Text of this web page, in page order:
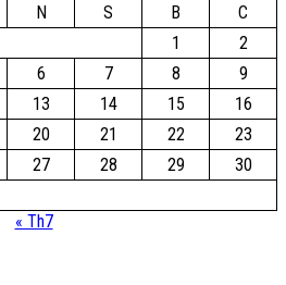
N S B
C
1
2
6 7 8
9
13 14 15
16
20 21 22
23
27 28 29
30
« Th7